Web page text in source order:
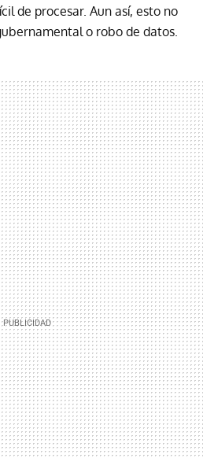
de procesar. Aun así, esto no
o robo de datos.